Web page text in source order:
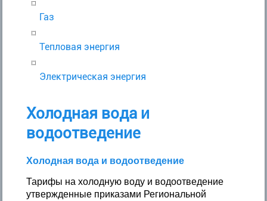
Газ
Тепловая энергия
Электрическая энергия
Холодная вода и
водоотведение
Холодная вода и водоотведение
Тарифы на холодную воду и водоотведение
утвержденные приказами Региональной